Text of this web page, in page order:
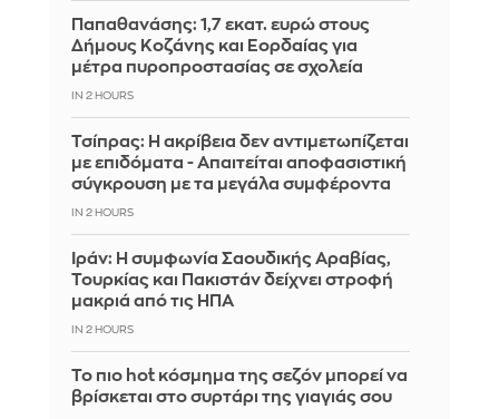
Παπαθανάσης: 1,7 εκατ. ευρώ στους
Δήμους Κοζάνης και Εορδαίας για
μέτρα πυροπροστασίας σε σχολεία
IN 2 HOURS
Τσίπρας: Η ακρίβεια δεν αντιμετωπίζεται
με επιδόματα - Απαιτείται αποφασιστική
σύγκρουση με τα μεγάλα συμφέροντα
IN 2 HOURS
Ιράν: Η συμφωνία Σαουδικής Αραβίας,
Τουρκίας και Πακιστάν δείχνει στροφή
μακριά από τις ΗΠΑ
IN 2 HOURS
Το πιο hot κόσμημα της σεζόν μπορεί να
βρίσκεται στο συρτάρι της γιαγιάς σου